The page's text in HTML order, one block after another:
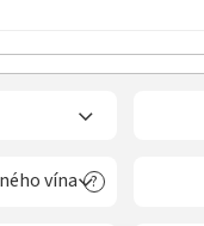
vína ?